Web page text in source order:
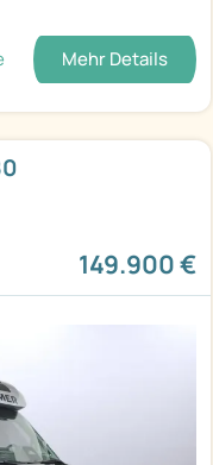
Mehr Details
149.900 €